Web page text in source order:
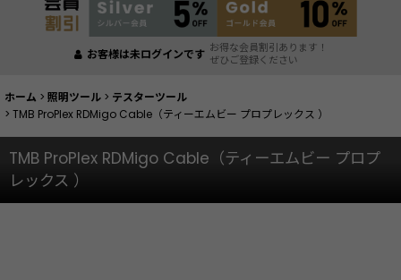
お客様は未ログインです お得な会員割引あります！
ぜひご登録ください
ホーム > 照明ツール > テスターツール
> TMB ProPlex RDMigo Cable（ティーエムビー プロプレックス ）
TMB ProPlex RDMigo Cable（ティーエムビー プロプ
レックス ）